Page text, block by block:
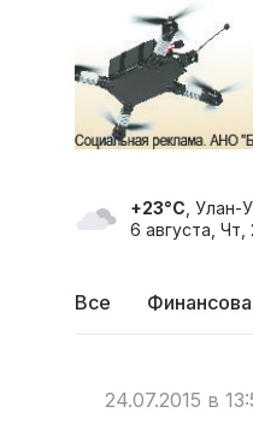
+23°C , Улан-
6 августа, Чт,
Все
24.07.2015 в